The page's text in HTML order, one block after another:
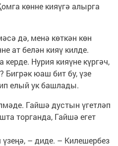
көнне кияүгә алырга
дә, менә көткән көн
ат белән кияү килде.
Нурия кияүне күргәч,
юаш бит бу, үзе
елый ук башлады.
Гайшә дустын үгетләп
торганда, Гайшә егет
– диде. – Килешербез